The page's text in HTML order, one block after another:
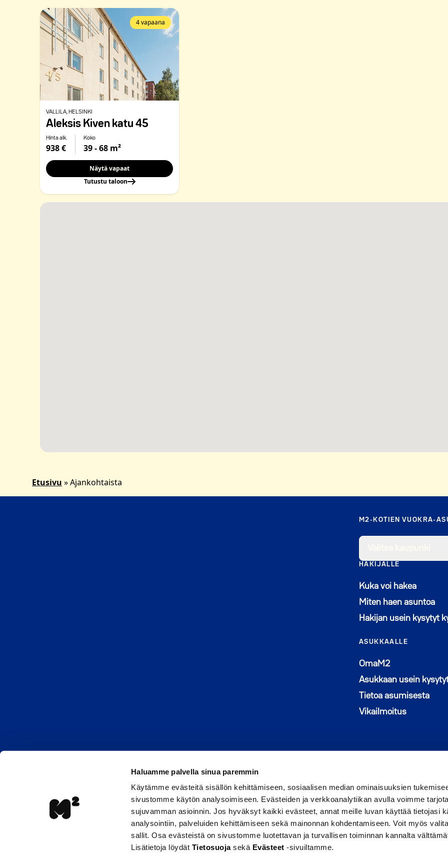
Haluamme palvella sinua paremmin
Käytämme evästeitä sisällön kehittämiseen, sosiaalisen median ominaisuuksien
sivustomme käytön analysoimiseen. Evästeiden ja verkkoanalytiikan avulla voimme
sujuvamman asioinnin. Jos hyväksyt kaikki evästeet, annat meille luvan käyttää tietojasi
analysointiin, palveluiden kehittämiseen sekä mainonnan kohdentamiseen. Voit myös
sallit. Osa evästeistä on sivustomme luotettavan ja turvallisen toiminnan kannalta
Lisätietoja löydät Tietosuojasekä Evästeet -sivuiltamme.
4 vapaana
VALLILA , HELSINKI
Aleksis Kiven katu 45
Hinta alk.
938 €
Koko
39 - 68 m²
Näytä vapaat
Tutustu taloon
Etusivu »Ajankohtaista
M2-KOTIEN VUOKRA-
HAKIJALLE
Kuka voi hakea
Miten haen asuntoa
Hakijan usein kysytyt
ASUKKAALLE
OmaM2Avautuu
Asukkaan usein
Tietoa asumisesta
Vikailmoitus
Seuraa meitä
Avautuu uuteen
Seuraa
Avautuu uuteen